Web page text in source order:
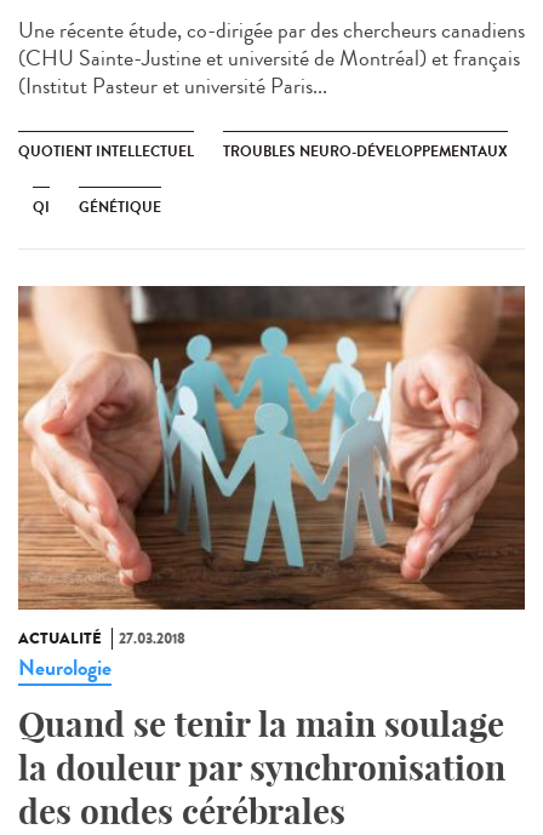
Une récente étude, co-dirigée par des chercheurs canadiens
(CHU Sainte-Justine et université de Montréal) et français
(Institut Pasteur et université Paris...
QUOTIENT INTELLECTUEL TROUBLES NEURO-DÉVELOPPEMENTAUX
QI GÉNÉTIQUE
ACTUALITÉ 27.03.2018
Neurologie
Quand se tenir la main soulage
la douleur par synchronisation
des ondes cérébrales